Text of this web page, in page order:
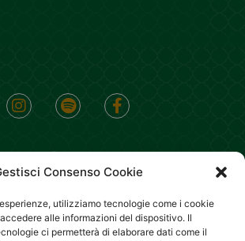
Consenso Cookie
utilizziamo tecnologie come i cookie
alle informazioni del dispositivo. Il
ci permetterà di elaborare dati come il